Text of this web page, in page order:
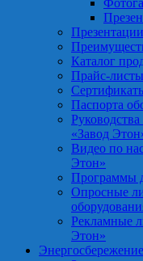
Каталог
Прайс-
Паспорта
«Завод
Видео по
Этон»
Программы
Опросные
Рекламные
Этон»
Энергосбережение